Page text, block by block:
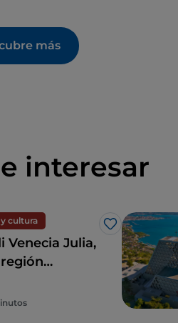
más
interesar
cultura
Me gusta
Venecia Julia,
la montaña